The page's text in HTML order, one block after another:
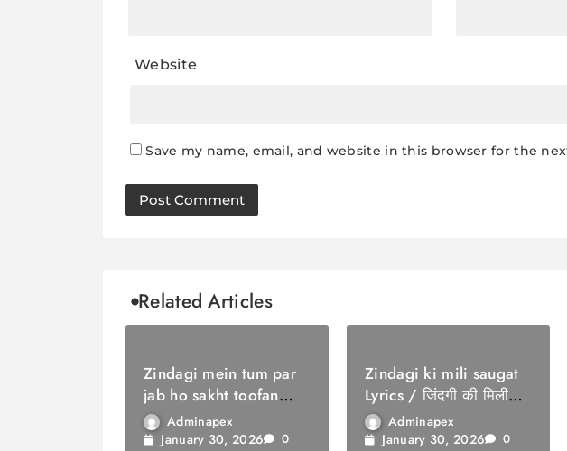
Website
Save my name, email, and website in this browser for the
Related Articles
Zindagi mein tum par
jab ho sakht toofan
Lyrics / ज़िंदगी में तुम पर
जब हो सख्त तूफ़ान
Adminapex
January 30, 2026
0
Zindagi ki mili saugat
Lyrics / जिंदगी की मिली
सौगातAdminapex
January 30, 2026
0